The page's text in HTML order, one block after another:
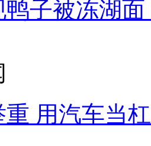
鸭子被冻湖
用汽车当